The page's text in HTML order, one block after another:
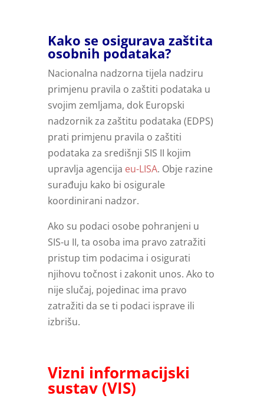
Kako se osigurava zaštita
osobnih podataka?
Nacionalna nadzorna tijela nadziru
primjenu pravila o zaštiti podataka u
svojim zemljama, dok Europski
nadzornik za zaštitu podataka (EDPS)
prati primjenu pravila o zaštiti
podataka za središnji SIS II kojim
upravlja agencija eu-LISA. Obje razine
surađuju kako bi osigurale
koordinirani nadzor.
Ako su podaci osobe pohranjeni u
SIS-u II, ta osoba ima pravo zatražiti
pristup tim podacima i osigurati
njihovu točnost i zakonit unos. Ako to
nije slučaj, pojedinac ima pravo
zatražiti da se ti podaci isprave ili
izbrišu.
Vizni informacijski
sustav (VIS)